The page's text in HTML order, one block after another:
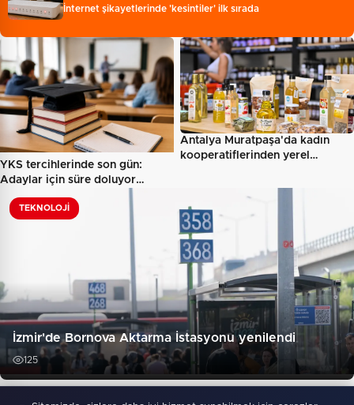
İnternet şikayetlerinde 'kesintiler' ilk sırada
YKS tercihlerinde son gün:
Adaylar için süre doluyor…
Antalya Muratpaşa'da kadın
kooperatiflerinden yerel…
TEKNOLOJI
İzmir'de Bornova Aktarma İstasyonu yenilendi
125